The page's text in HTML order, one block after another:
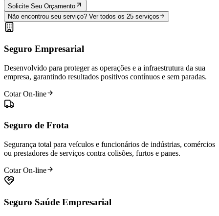
Solicite Seu Orçamento
Não encontrou seu serviço? Ver todos os 25 serviços
Seguro Empresarial
Desenvolvido para proteger as operações e a infraestrutura da sua
empresa, garantindo resultados positivos contínuos e sem paradas.
Cotar On-line
Seguro de Frota
Segurança total para veículos e funcionários de indústrias, comércios
ou prestadores de serviços contra colisões, furtos e panes.
Cotar On-line
Seguro Saúde Empresarial